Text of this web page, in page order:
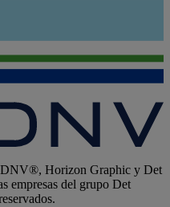
Horizon Graphic y Det
empresas del grupo Det